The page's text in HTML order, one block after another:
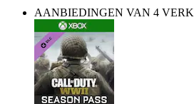
AANBIEDINGEN VAN 4